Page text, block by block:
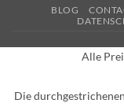
BLOG
Alle
Die